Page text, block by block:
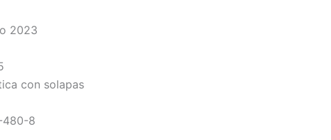
2023
con solapas
480-8